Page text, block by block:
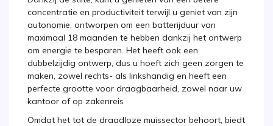
concentratie en productiviteit terwijl u geniet van zijn
autonomie, ontworpen om een batterijduur van
maximaal 18 maanden te hebben dankzij het ontwerp
om energie te besparen. Het heeft ook een
dubbelzijdig ontwerp, dus u hoeft zich geen zorgen te
maken, zowel rechts- als linkshandig en heeft een
perfecte grootte voor draagbaarheid, zowel naar uw
kantoor of op zakenreis
Omdat het tot de draadloze muissector behoort, biedt